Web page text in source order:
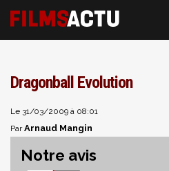
Dragonball Evolution
Le 31/03/2009 à 08:01
ParArnaud Mangin
Notre avis